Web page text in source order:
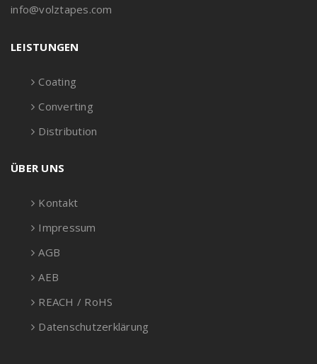
info@volztapes.com
LEISTUNGEN
Coating
Converting
Distribution
ÜBER UNS
Kontakt
Impressum
AGB
AEB
REACH / RoHS
Datenschutzerklärung